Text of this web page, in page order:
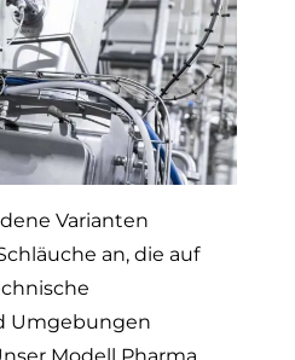
Varianten
an, die auf
Umgebungen